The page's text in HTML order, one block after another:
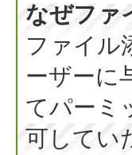
なぜファ
ファイル
ーザーに
てパーミ
可してい